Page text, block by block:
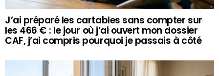
J’ai préparé les cartables sans compter sur
les 466 € : le jour où j’ai ouvert mon dossier
CAF, j’ai compris pourquoi je passais à côté